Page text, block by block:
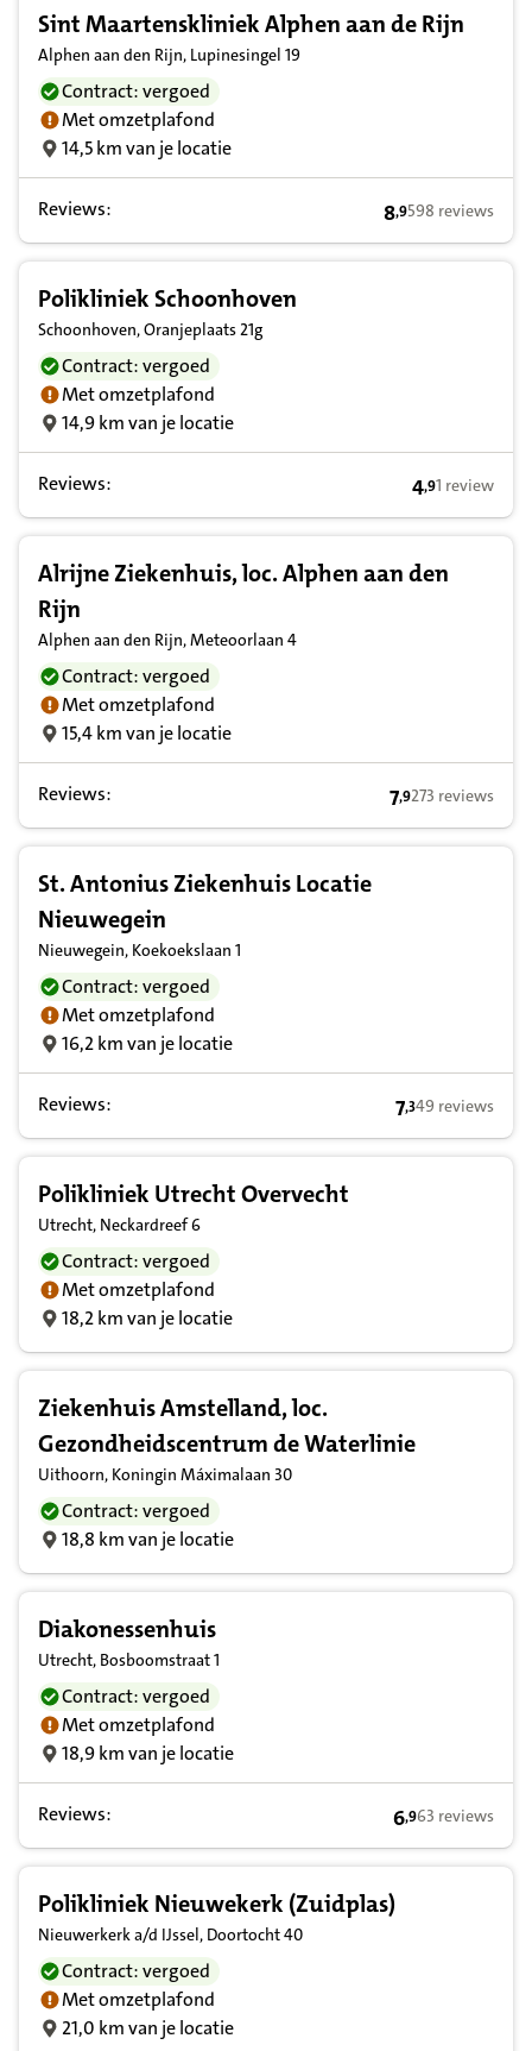
Sint Maartenskliniek Alphen aan de Rijn
Alphen aan den Rijn, Lupinesingel 19
Contract: vergoed
Met omzetplafond
14,5 km van je locatie
Reviews: 8,9 op basis van
8,9598 reviews
Polikliniek Schoonhoven
Schoonhoven, Oranjeplaats 21g
Contract: vergoed
Met omzetplafond
14,9 km van je locatie
Reviews: 4,9 op basis
4,91 review
Alrijne Ziekenhuis, loc. Alphen aan den
Rijn
Alphen aan den Rijn, Meteoorlaan 4
Contract: vergoed
Met omzetplafond
15,4 km van je locatie
Reviews: 7,9 op basis van
7,9273 reviews
St. Antonius Ziekenhuis Locatie
Nieuwegein
Nieuwegein, Koekoekslaan 1
Contract: vergoed
Met omzetplafond
16,2 km van je locatie
Reviews: 7,3 op basis
7,349 reviews
Polikliniek Utrecht Overvecht
Utrecht, Neckardreef 6
Contract: vergoed
Met omzetplafond
18,2 km van je locatie
Ziekenhuis Amstelland, loc.
Gezondheidscentrum de Waterlinie
Uithoorn, Koningin Máximalaan 30
Contract: vergoed
18,8 km van je locatie
Diakonessenhuis
Utrecht, Bosboomstraat 1
Contract: vergoed
Met omzetplafond
18,9 km van je locatie
Reviews: 6,9 op basis van
6,963 reviews
Polikliniek Nieuwekerk (Zuidplas)
Nieuwerkerk a/d IJssel, Doortocht 40
Contract: vergoed
Met omzetplafond
21,0 km van je locatie